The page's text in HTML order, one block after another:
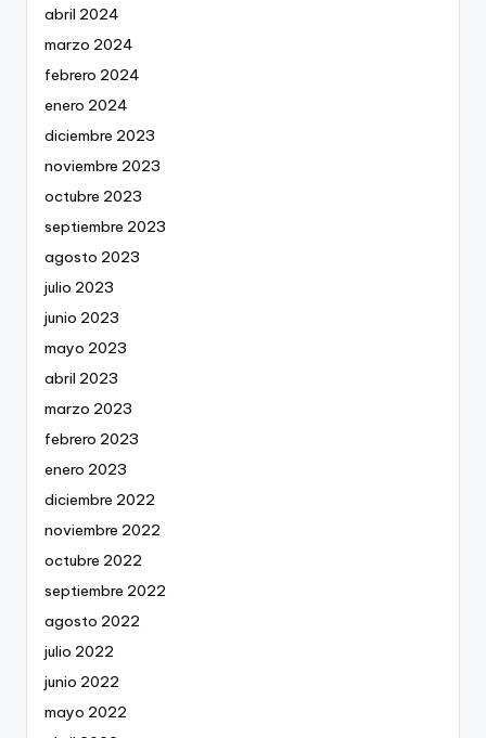
abril 2024
marzo 2024
febrero 2024
enero 2024
diciembre 2023
noviembre 2023
octubre 2023
septiembre 2023
agosto 2023
julio 2023
junio 2023
mayo 2023
abril 2023
marzo 2023
febrero 2023
enero 2023
diciembre 2022
noviembre 2022
octubre 2022
septiembre 2022
agosto 2022
julio 2022
junio 2022
mayo 2022